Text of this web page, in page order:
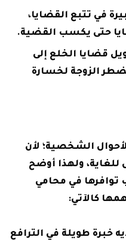
في تتبع القضايا،
حتى يكسب القضية.
قضايا الخلع إلى
الزوجة لخسارة
الشخصية؛ لأن
ولهذا أوضح
توافرها في محامي
كالآتي:
خبرة طويلة في الترافع